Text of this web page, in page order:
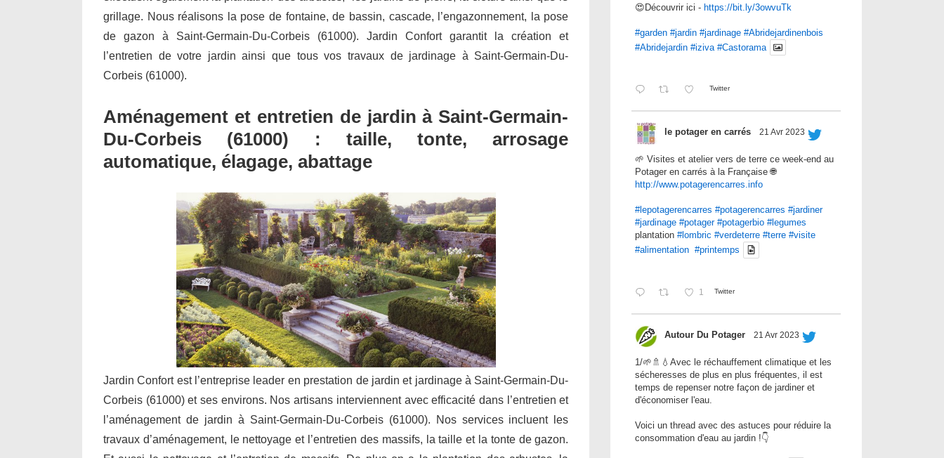
grillage. Nous réalisons la pose de fontaine, de bassin, cascade, l’engazonnement, la pose
de gazon à Saint-Germain-Du-Corbeis (61000). Jardin Confort garantit la création et
l’entretien de votre jardin ainsi que tous vos travaux de jardinage à Saint-Germain-Du-
Corbeis (61000).
Aménagement et entretien de jardin à Saint-Germain-
Du-Corbeis (61000) : taille, tonte, arrosage
automatique, élagage, abattage
Jardin Confort est l’entreprise leader en prestation de jardin et jardinage à Saint-Germain-Du-
Corbeis (61000) et ses environs. Nos artisans interviennent avec efficacité dans l’entretien et
l’aménagement de jardin à Saint-Germain-Du-Corbeis (61000). Nos services incluent les
travaux d’aménagement, le nettoyage et l’entretien des massifs, la taille et la tonte de gazon.
😍Découvrir ici - https://bit.ly/3owvuTk
#garden #jardin #jardinage #Abridejardinenbois
#Abridejardin #iziva #Castorama
Twitter
le potager en carrés 21 Avr 2023
🌱 Visites et atelier vers de terre ce week-end au
Potager en carrés à la Française 🌐
http://www.potagerencarres.info
#lepotagerencarres #potagerencarres #jardiner
#jardinage #potager #potagerbio #legumes
plantation#lombric #verdeterre #terre #visite
#alimentation #printemps
1 Twitter
Autour Du Potager 21 Avr 2023
1/🌱🚿💧Avec le réchauffement climatique et les
sécheresses de plus en plus fréquentes, il est
temps de repenser notre façon de jardiner et
d'économiser l'eau.
Voici un thread avec des astuces pour réduire la
consommation d'eau au jardin !👇